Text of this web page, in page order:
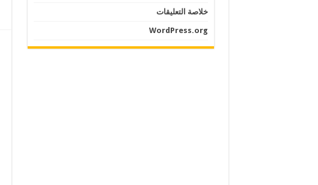
خلاصة التعليقات
WordPress.org